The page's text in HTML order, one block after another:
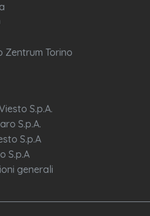
Zentrum Torino
S.p.A.
S.p.A.
S.p.A
S.p.A
generali